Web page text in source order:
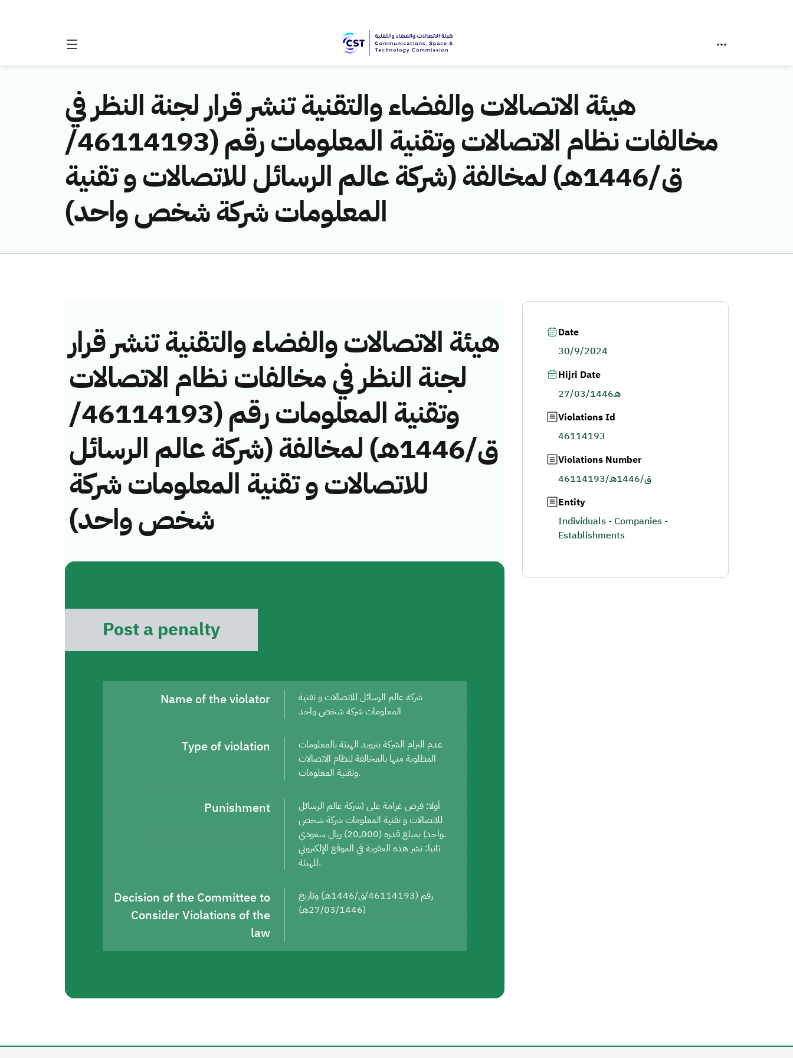
هيئة الاتصالات والفضاء والتقنية تنشر قرار لجنة النظر في
مخالفات نظام الاتصالات وتقنية المعلومات رقم (46114193/
ق/1446هـ) لمخالفة (شركة عالم الرسائل للاتصالات و تقنية
المعلومات شركة شخص واحد)
هيئة الاتصالات والفضاء والتقنية تنشر قرار
لجنة النظر في مخالفات نظام الاتصالات
وتقنية المعلومات رقم (46114193/
ق/1446هـ) لمخالفة (شركة عالم الرسائل
للاتصالات و تقنية المعلومات شركة
شخص واحد)
Post a penalty
Name of the violator
شركة عالم الرسائل للاتصالات و تقنية
المعلومات شركة شخص واحد
Type of violation
عدم التزام الشركة بتزويد الهيئة بالمعلومات
المطلوبة منها بالمخالفة لنظام الاتصالات
وتقنية المعلومات.
Punishment
أولا: فرض غرامة على (شركة عالم الرسائل
للاتصالات و تقنية المعلومات شركة شخص
واحد) بمبلغ قدره (20,000) ريال سعودي.
ثانيا: نشر هذه العقوبة في الموقع الإلكتروني
للهيئة.
Decision of the Committee to
Consider Violations of the
law
رقم (46114193/ق/1446هـ) وتاريخ
(27/03/1446هـ)
Date
30/9/2024
Hijri Date
27/03/1446هـ
Violations Id
46114193
Violations Number
46114193/ق/1446هـ
Entity
Individuals - Companies -
Establishments